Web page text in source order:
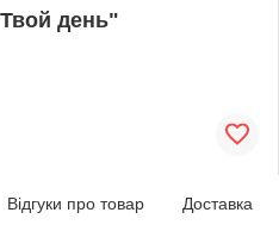
день"
Відгуки про товар Доставка